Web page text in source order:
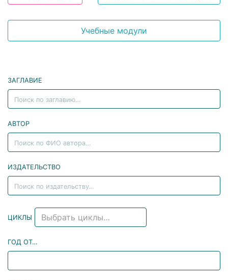
Учебные модули
ЗАГЛАВИЕ
АВТОР
ИЗДАТЕЛЬСТВО
ЦИКЛЫ Выбрать циклы…
ГОД ОТ…